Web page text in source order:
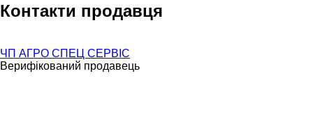
Контакти продавця
ЧП АГРО СПЕЦ СЕРВІС
Верифікований продавець